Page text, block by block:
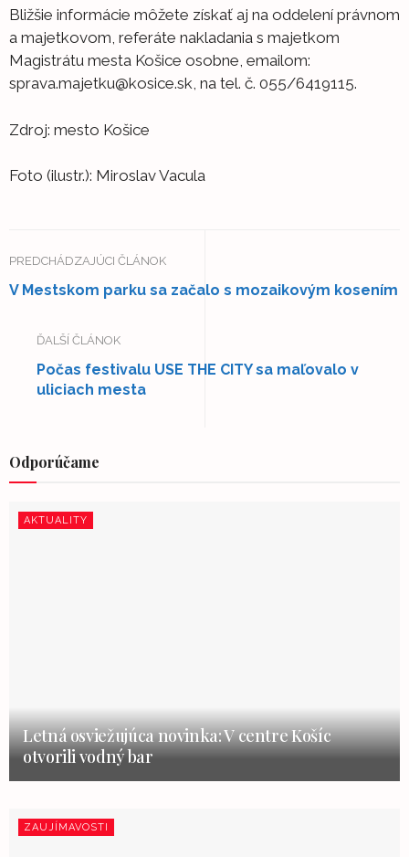
Bližšie informácie môžete získať aj na oddelení právnom
a majetkovom, referáte nakladania s majetkom
Magistrátu mesta Košice osobne, emailom:
sprava.majetku@kosice.sk, na tel. č. 055/6419115.
Zdroj: mesto Košice
Foto (ilustr.): Miroslav Vacula
PREDCHÁDZAJÚCI ČLÁNOK
V Mestskom parku sa začalo s mozaikovým kosením
ĎALŠÍ ČLÁNOK
Počas festivalu USE THE CITY sa maľovalo v
uliciach mesta
Odporúčame
AKTUALITY
Letná osviežujúca novinka: V centre Košíc
otvorili vodný bar
ZAUJÍMAVOSTI